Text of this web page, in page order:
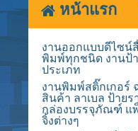
หน้าแรก
งานออกแบบดีไซน์
พิมพ์ทุกชนิด งานป้
ประเภท
งานพิมพ์สติ๊กเกอร์
สินค้า ลาเบล ป้ายร
กล่องบรรจุภัณฑ์ แ
จิ้งต่างๆ